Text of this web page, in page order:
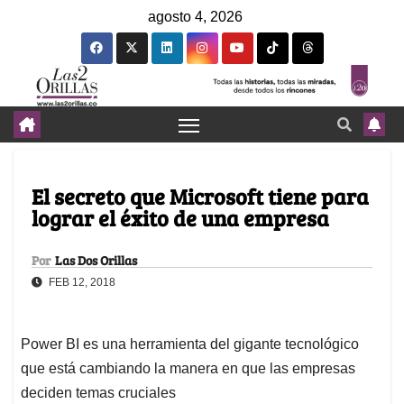
agosto 4, 2026
El secreto que Microsoft tiene para
lograr el éxito de una empresa
Por Las Dos Orillas
FEB 12, 2018
Power BI es una herramienta del gigante tecnológico
que está cambiando la manera en que las empresas
deciden temas cruciales